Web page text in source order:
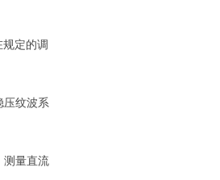
定的调
压纹波系
测量直流